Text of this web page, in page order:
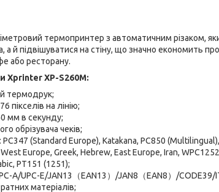
термопринтер з автоматичним різаком,
а й підвішуватися на стіну, що значно економить
або ресторану.
Xprinter XP-S260M:
термодрук;
пікселів на лінію;
мм в секунду;
обрізувача чеків;
(Standard Europe), Katakana, PC850
Europe, Greek, Hebrew, East Europe, Iran,
PT151 (1251);
A/UPC-E/JAN13（EAN13）/JAN8（EAN8）/
матеріалів;